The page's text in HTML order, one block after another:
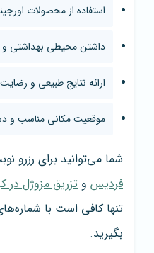
استفاده از محصولات
داشتن محیطی بهداشتی و
ارائه نتایج طبیعی و
موقعیت مکانی مناسب و
شما می‌توانید برای رزرو
فردیس و تزریق مزوژل در
تنها کافی است با
بگیرید.